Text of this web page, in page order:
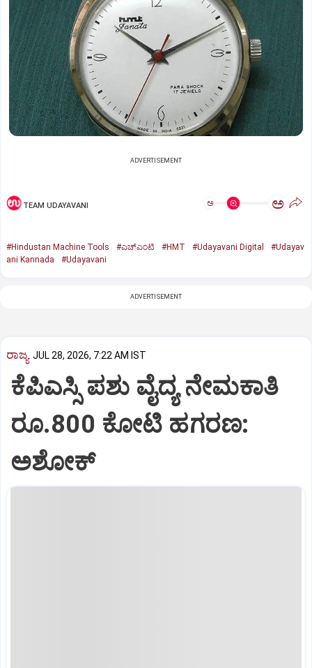
ADVERTISEMENT
TEAM UDAYAVANI ಅ ಅ
#Hindustan Machine Tools #ಎಚ್‌ಎಂಟಿ #HMT #Udayavani Digital
#Udayav
ani Kannada
#Udayavani
ADVERTISEMENT
ರಾಜ್ಯ JUL 28, 2026, 7:22 AM IST
ಕೆಪಿಎಸ್ಸಿ ಪಶು ವೈದ್ಯ ನೇಮಕಾತಿ
ರೂ.800 ಕೋಟಿ ಹಗರಣ:
ಅಶೋಕ್‌